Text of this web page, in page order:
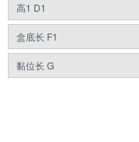
高1 D1
盒底长 F1
黏位长 G